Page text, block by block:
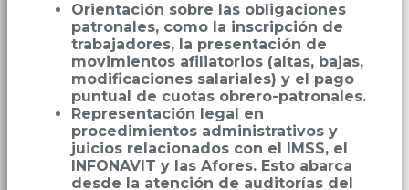
Orientación sobre las obligaciones
patronales, como la inscripción de
trabajadores, la presentación de
movimientos afiliatorios (altas, bajas,
modificaciones salariales) y el pago
puntual de cuotas obrero-patronales.
Representación legal en
procedimientos administrativos y
juicios relacionados con el IMSS, el
INFONAVIT y las Afores. Esto abarca
desde la atención de auditorías del